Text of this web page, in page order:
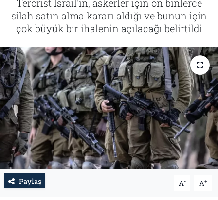
Terörist İsrail'in, askerler için on binlerce
silah satın alma kararı aldığı ve bunun için
çok büyük bir ihalenin açılacağı belirtildi
Paylaş A- A+
Tarih
İletişim